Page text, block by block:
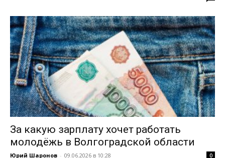
За какую зарплату хочет работать
молодёжь в Волгоградской области
Юрий Шаронов - 09.06.2026 в 10:28 0